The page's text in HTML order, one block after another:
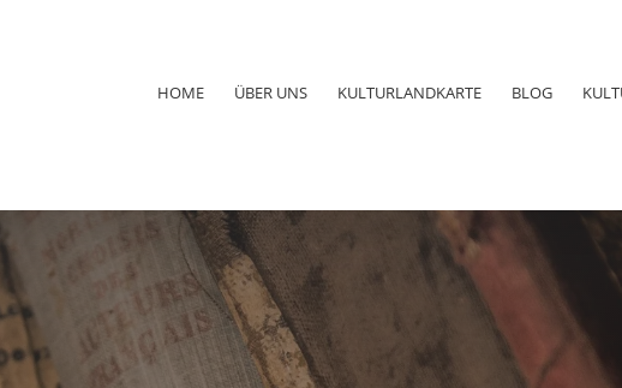
HOME ÜBER UNS KULTURLANDKARTE BLOG